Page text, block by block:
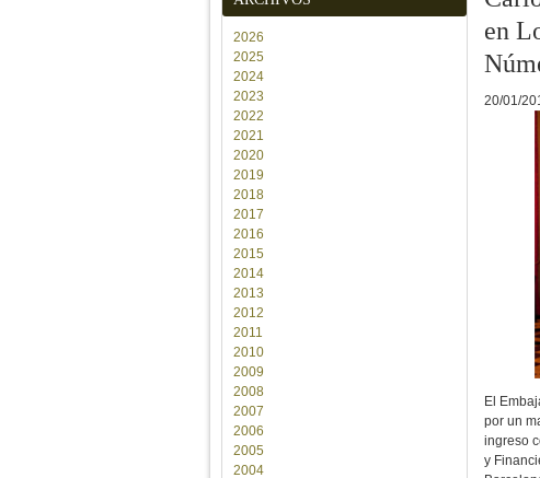
en
20/01/
El
por un
ingreso
y
2026
2025
2024
2023
2022
2021
2020
2019
2018
2017
2016
2015
2014
2013
2012
2011
2010
2009
2008
2007
2006
2005
2004